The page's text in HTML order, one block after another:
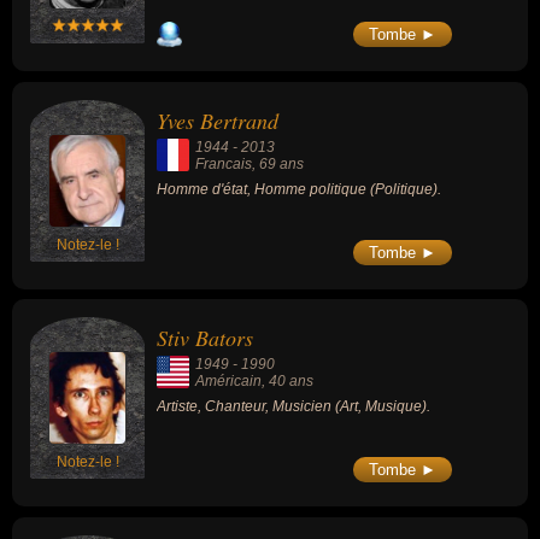
Tombe ►
Notez-le !
Yves Bertrand
1944 - 2013
Francais , 69 ans
Homme d'état, Homme politique (Politique).
Tombe ►
Notez-le !
Stiv Bators
1949 - 1990
Américain, 40 ans
Artiste, Chanteur, Musicien (Art, Musique).
Tombe ►